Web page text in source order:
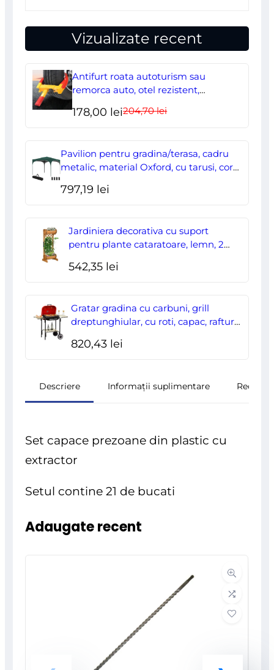
Vizualizate recent
Antifurt roata autoturism sau
remorca auto, otel rezistent,
204,70leiPrețul
a
fost:
178,00 lei
Prețul
este:
178,00 lei.
Pavilion pentru gradina/terasa, cadru
metalic, material Oxford, cu tarusi, corzi
2.95×2.95×2.55 m
797,19 lei
Jardiniera decorativa cu suport
pentru plante cataratoare, lemn, 2
542,35 lei
Gratar gradina cu carbuni, grill
dreptunghiular, cu roti, capac, rafturi,
820,43 lei
Descriere Informații suplimentare
Set capace prezoane din plastic cu
extractor
Setul contine 21 de bucati
Adaugate recent